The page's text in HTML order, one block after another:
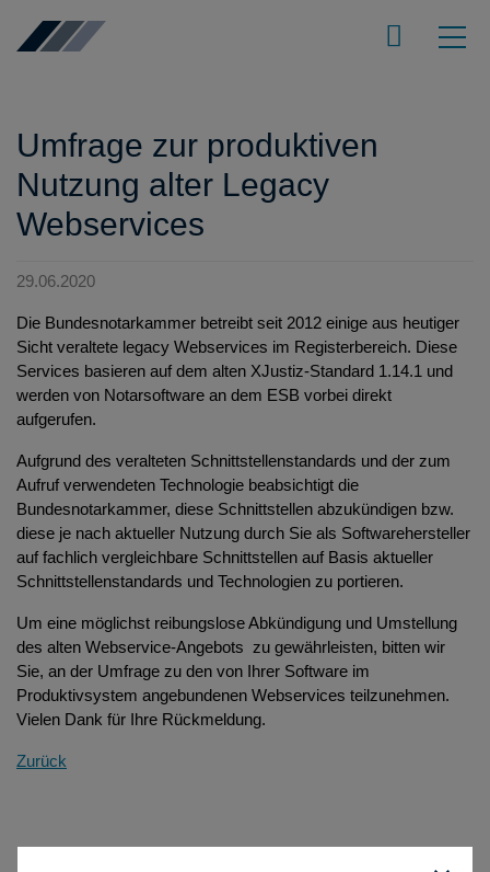
Umfrage zur produktiven
Nutzung alter Legacy
Webservices
29.06.2020
Die Bundesnotarkammer betreibt seit 2012 einige aus heutiger
Sicht veraltete legacy Webservices im Registerbereich. Diese
Services basieren auf dem alten XJustiz-Standard 1.14.1 und
werden von Notarsoftware an dem ESB vorbei direkt
aufgerufen.
Aufgrund des veralteten Schnittstellenstandards und der zum
Aufruf verwendeten Technologie beabsichtigt die
Bundesnotarkammer, diese Schnittstellen abzukündigen bzw.
diese je nach aktueller Nutzung durch Sie als Softwarehersteller
auf fachlich vergleichbare Schnittstellen auf Basis aktueller
Schnittstellenstandards und Technologien zu portieren.
Um eine möglichst reibungslose Abkündigung und Umstellung
des alten Webservice-Angebots zu gewährleisten, bitten wir
Sie, an der Umfrage zu den von Ihrer Software im
Produktivsystem angebundenen Webservices teilzunehmen.
Vielen Dank für Ihre Rückmeldung.
Zurück